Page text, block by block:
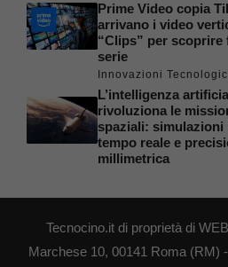
Prime Video copia
arrivano i video
“Clips” per scoprire
serie
Innovazioni
L’intelligenza
rivoluziona le
spaziali: simulazioni
tempo reale e
millimetrica
Tecnocino.it di proprietà di
Marchese 10, 00141 Roma (RM)